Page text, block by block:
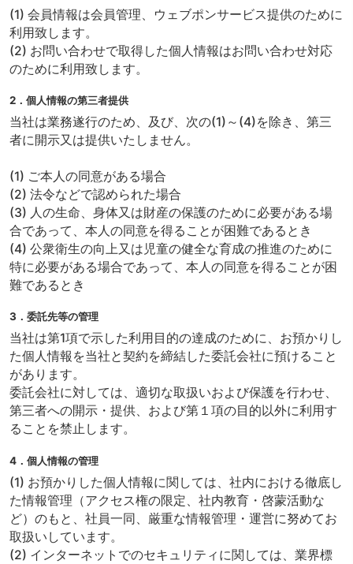
(1) 会員情報は会員管理、ウェブポンサービス提供のために
利用致します。
(2) お問い合わせで取得した個人情報はお問い合わせ対応
のために利用致します。
2．個人情報の第三者提供
当社は業務遂行のため、及び、次の(1)～(4)を除き、第三
者に開示又は提供いたしません。
(1) ご本人の同意がある場合
(2) 法令などで認められた場合
(3) 人の生命、身体又は財産の保護のために必要がある場
合であって、本人の同意を得ることが困難であるとき
(4) 公衆衛生の向上又は児童の健全な育成の推進のために
特に必要がある場合であって、本人の同意を得ることが困
難であるとき
3．委託先等の管理
当社は第1項で示した利用目的の達成のために、お預かりし
た個人情報を当社と契約を締結した委託会社に預けること
があります。
委託会社に対しては、適切な取扱いおよび保護を行わせ、
第三者への開示・提供、および第１項の目的以外に利用す
ることを禁止します。
4．個人情報の管理
(1) お預かりした個人情報に関しては、社内における徹底し
た情報管理（アクセス権の限定、社内教育・啓蒙活動な
ど）のもと、社員一同、厳重な情報管理・運営に努めてお
取扱いしています。
(2) インターネットでのセキュリティに関しては、業界標